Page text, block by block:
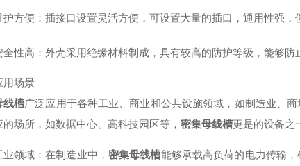
护方便 ：插接口设置灵活方便，可设置大量的插口，通用性强，
全性高 ：外壳采用绝缘材料制成，具有较高的防护等级，能够防
用场景
线槽广泛应用于各种工业、商业和公共设施领域，如制造业、
的场所，如数据中心、高科技园区等， 密集母线槽更是的设备之
业领域 ：在制造业中， 密集母线槽能够承载高负荷的电力传输